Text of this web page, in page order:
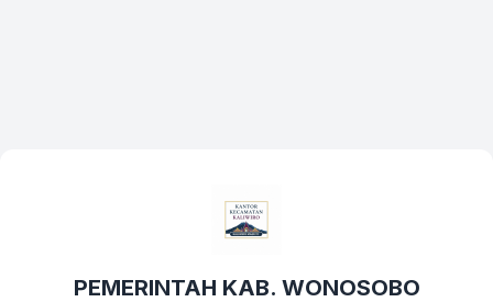
PEMERINTAH KAB. WONOSOBO